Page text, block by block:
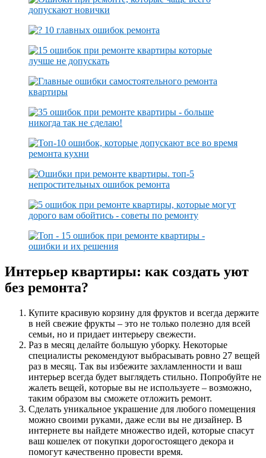
Интерьер квартиры: как создать уют
без ремонта?
Купите красивую корзину для фруктов и всегда держите
в ней свежие фрукты – это не только полезно для всей
семьи, но и придает интерьеру свежести.
Раз в месяц делайте большую уборку. Некоторые
специалисты рекомендуют выбрасывать ровно 27 вещей
раз в месяц. Так вы избежите захламленности и ваш
интерьер всегда будет выглядеть стильно. Попробуйте не
жалеть вещей, которые вы не используете – возможно,
таким образом вы сможете отложить ремонт.
Сделать уникальное украшение для любого помещения
можно своими руками, даже если вы не дизайнер. В
интернете вы найдете множество идей, которые спасут
ваш кошелек от покупки дорогостоящего декора и
помогут качественно провести время.